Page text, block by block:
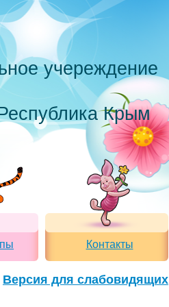
учереждение
Крым
Контакты
Версия для слабовидящих